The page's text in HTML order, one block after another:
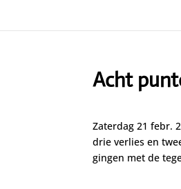
Acht
Zaterdag 21 febr.
drie verlies en
gingen met de